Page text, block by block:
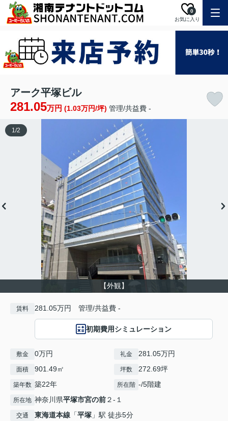
お気に入り
0
アーク平塚ビル
281.05万円 (1.03万円/坪) 管理/共益費 -
【外観】
1/2
賃料 281.05万円 管理/共益費 -
初期費用シミュレーション
敷金 0万円 礼金 281.05万円
面積 901.49㎡ 坪数 272.69坪
築年数 築22年 所在階 -/5階建
所在地 神奈川県平塚市宮の前２-１
交通 東海道本線 「平塚 」駅 徒歩5分